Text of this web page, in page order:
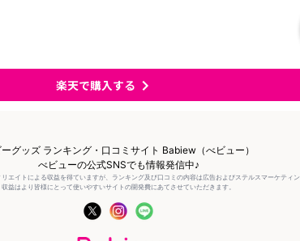
楽天で購入する
グッズ ランキング・口コミサイト Babiew（べビュー）
べビューの公式SNSでも情報発信中♪
エイトによる収益を得ていますが、ランキング及び口コミの内容は広告およびステルスマーケティ
収益はより皆様にとって使いやすいサイトの開発費にあてさせていただきます。